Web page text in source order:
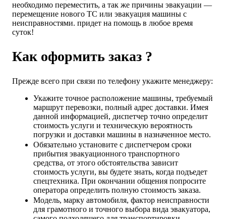
необходимо переместить, а так же причины эвакуации —
перемещение нового ТС или эвакуация машины с
неисправностями. придет на помощь в любое время
суток!
Как оформить заказ ?
Прежде всего при связи по телефону укажите менеджеру:
Укажите точное расположение машины, требуемый
маршрут перевозки, полный адрес доставки. Имея
данной информацией, диспетчер точно определит
стоимость услуги и техническую вероятность
погрузки и доставки машины в назначенное место.
Обязательно установите с диспетчером сроки
прибытия эвакуационного транспортного
средства, от этого обстоятельства зависит
стоимость услуги, вы будете знать, когда подъедет
спецтехника. При окончании общения попросите
оператора определить полную стоимость заказа.
Модель, марку автомобиля, фактор неисправности
для грамотного и точного выбора вида эвакуатора,